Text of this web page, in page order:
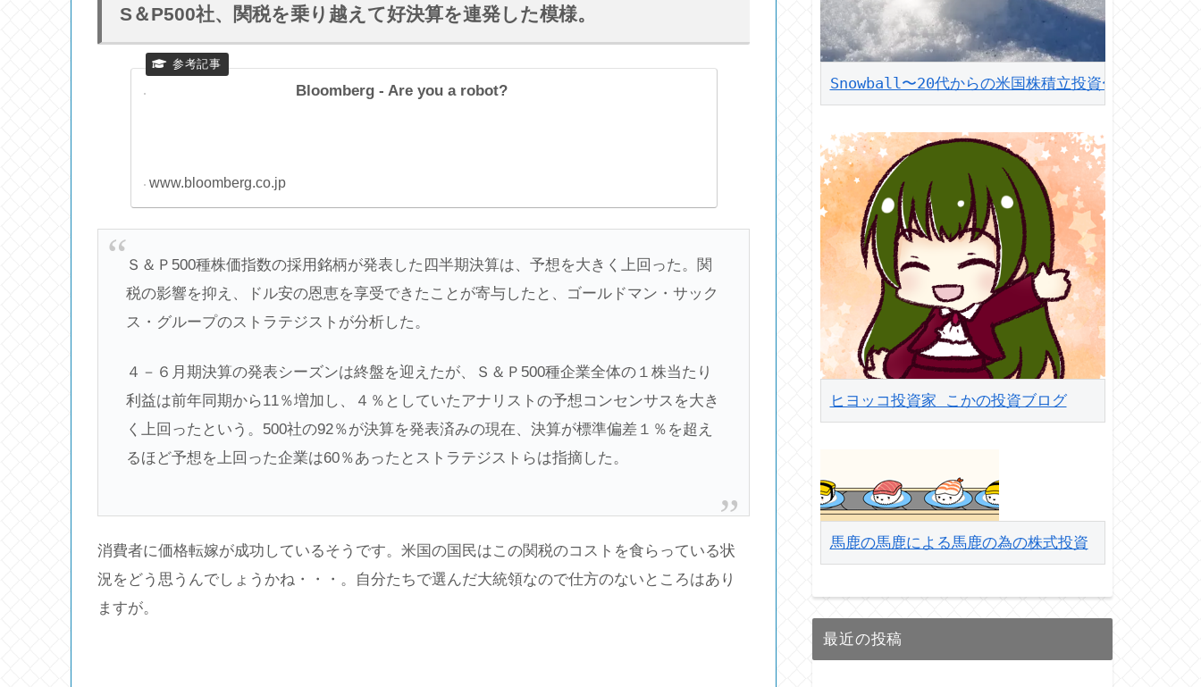
S＆P500社、関税を乗り越えて好決算を連発した模様。
Bloomberg - Are you a robot?
www.bloomberg.co.jp
Ｓ＆Ｐ500種株価指数の採用銘柄が発表した四半期決算は、予想を大きく上回った。関
税の影響を抑え、ドル安の恩恵を享受できたことが寄与したと、ゴールドマン・サック
ス・グループのストラテジストが分析した。
４－６月期決算の発表シーズンは終盤を迎えたが、Ｓ＆Ｐ500種企業全体の１株当たり
利益は前年同期から11％増加し、４％としていたアナリストの予想コンセンサスを大き
く上回ったという。500社の92％が決算を発表済みの現在、決算が標準偏差１％を超え
るほど予想を上回った企業は60％あったとストラテジストらは指摘した。
消費者に価格転嫁が成功しているそうです。米国の国民はこの関税のコストを食らっている状
況をどう思うんでしょうかね・・・。自分たちで選んだ大統領なので仕方のないところはあり
ますが。
Snowball〜20代からの米国株積立投資〜
ヒヨッコ投資家 こかの投資ブログ
馬鹿の馬鹿による馬鹿の為の株式投資
最近の投稿